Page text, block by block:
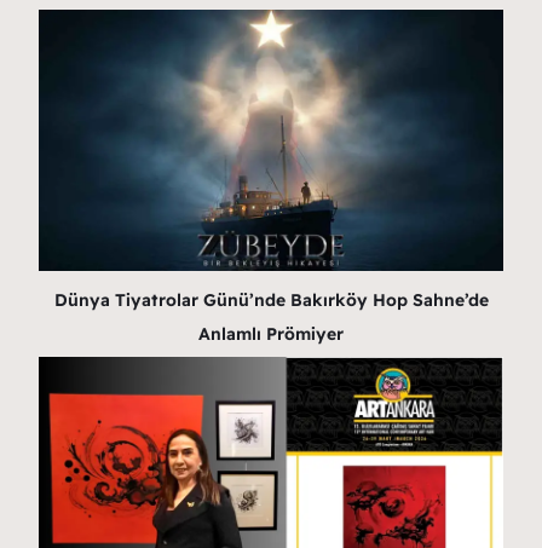
Dünya Tiyatrolar Günü’nde Bakırköy Hop Sahne’de
Anlamlı Prömiyer